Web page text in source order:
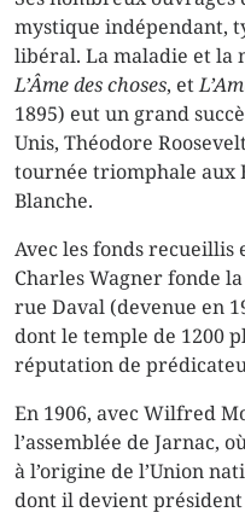
mystique indépendant,
libéral. La maladie et la
L’Âme des choses, et
1895) eut un grand
Unis, Théodore
tournée triomphale aux
Blanche.
Avec les fonds recueillis
Charles Wagner fonde
rue Daval (devenue en
dont le temple de 1200
réputation de
En 1906, avec Wilfred
l’assemblée de Jarnac,
à l’origine de l’Union
dont il devient président